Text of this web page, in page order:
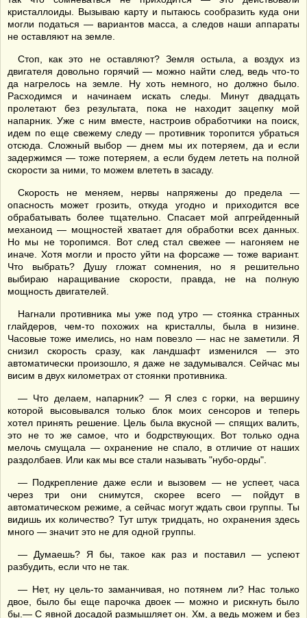
кристаллоиды. Вызываю карту и пытаюсь сообразить куда они
могли податься — вариантов масса, а следов наши аппараты
не оставляют на земле.
Стоп, как это не оставляют? Земля остыла, а воздух из
двигателя довольно горячий — можно найти след, ведь что-то
да нагрелось на земле. Ну хоть немного, но должно было.
Расходимся и начинаем искать следы. Минут двадцать
пролетают без результата, пока не находит зацепку мой
напарник. Уже с ним вместе, настроив обработчики на поиск,
идем по еще свежему следу — противник торопится убраться
отсюда. Сложный выбор — днем мы их потеряем, да и если
задержимся — тоже потеряем, а если будем лететь на полной
скорости за ними, то можем влететь в засаду.
Скорость не меняем, нервы напряжены до предела —
опасность может грозить, откуда угодно и приходится все
обрабатывать более тщательно. Спасает мой апгрейденный
механоид — мощностей хватает для обработки всех данных.
Но мы не торопимся. Вот след стал свежее — нагоняем не
иначе. Хотя могли и просто уйти на форсаже — тоже вариант.
Что выбрать? Душу гложат сомнения, но я решительно
выбираю наращивание скорости, правда, не на полную
мощность двигателей.
Нагнали противника мы уже под утро — стоянка странных
глайдеров, чем-то похожих на кристаллы, была в низине.
Часовые тоже имелись, но нам повезло — нас не заметили. Я
снизил скорость сразу, как ландшафт изменился — это
автоматически произошло, я даже не задумывался. Сейчас мы
висим в двух километрах от стоянки противника.
— Что делаем, напарник? — Я слез с горки, на вершину
которой высовывался только блок моих сенсоров и теперь
хотел принять решение. Цель была вкусной — спящих валить,
это не то же самое, что и бодрствующих. Вот только одна
мелочь смущала — охранение не спало, в отличие от наших
раздолбаев. Или как мы все стали называть "нубо-орды".
— Подкрепление даже если и вызовем — не успеет, часа
через три они снимутся, скорее всего — пойдут в
автоматическом режиме, а сейчас могут ждать свои группы. Ты
видишь их количество? Тут штук тридцать, но охранения здесь
много — значит это не для одной группы.
— Думаешь? Я бы, такое как раз и поставил — успеют
разбудить, если что не так.
— Нет, ну цель-то заманчивая, но потянем ли? Нас только
двое, было бы еще парочка двоек — можно и рискнуть было
бы.— С явной досадой размышляет он. Хм, а ведь можем и без